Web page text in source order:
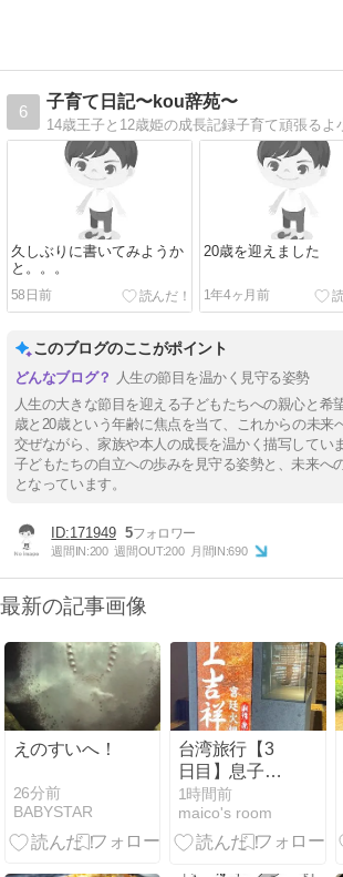
6
子育て日記〜kou辞苑〜
久しぶりに書いてみようか
と。。。
58日前
20歳を迎えました
1年4ヶ月前
このブログのここがポイント
人生の節目を温かく見守る姿勢
人生の大きな節目を迎える子どもたちへの親心と希
歳と20歳という年齢に焦点を当て、これからの未来
交ぜながら、家族や本人の成長を温かく描写してい
子どもたちの自立への歩みを見守る姿勢と、未来へ
となっています。
171949 5
週間IN:200 週間OUT:200 月間IN:690
最新の記事画像
えのすいへ！
26分前
BABYSTAR
台湾旅行【3
日目】息子が
復活！4人で
問鼎の火鍋へ
1時間前
maico's room